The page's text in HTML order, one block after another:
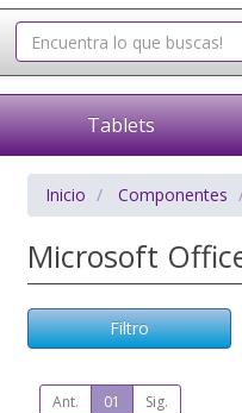
Tablets
Inicio Componentes
Microsoft
Filtro
Ant. 01 Sig.